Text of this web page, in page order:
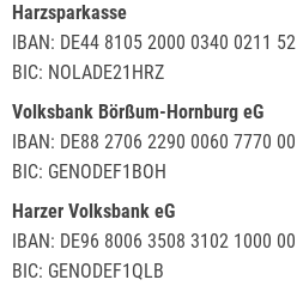
Harzsparkasse
IBAN: DE44 8105 2000 0340 0211 52
BIC: NOLADE21HRZ
Volksbank Börßum-Hornburg eG
IBAN: DE88 2706 2290 0060 7770 00
BIC: GENODEF1BOH
Harzer Volksbank eG
IBAN: DE96 8006 3508 3102 1000 00
BIC: GENODEF1QLB